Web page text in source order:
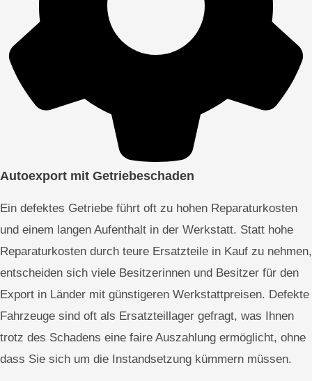
Autoexport mit Getriebeschaden
Ein defektes Getriebe führt oft zu hohen Reparaturkosten
und einem langen Aufenthalt in der Werkstatt. Statt hohe
Reparaturkosten durch teure Ersatzteile in Kauf zu nehmen,
entscheiden sich viele Besitzerinnen und Besitzer für den
Export in Länder mit günstigeren Werkstattpreisen. Defekte
Fahrzeuge sind oft als Ersatzteillager gefragt, was Ihnen
trotz des Schadens eine faire Auszahlung ermöglicht, ohne
dass Sie sich um die Instandsetzung kümmern müssen.